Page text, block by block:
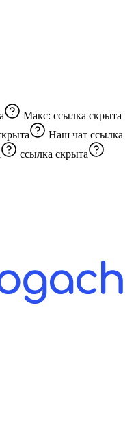
Макс: ссылка скрыта
Наш чат ссылка
ссылка скрыта